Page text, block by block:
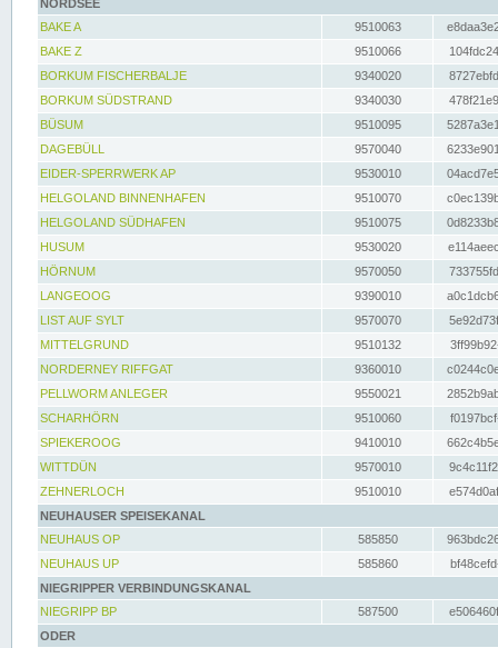
NORDSEE
BAKE A
9510063
BAKE Z
9510066
BORKUM FISCHERBALJE
9340020
BORKUM SÜDSTRAND
9340030
BÜSUM
9510095
DAGEBÜLL
9570040
EIDER-SPERRWERK AP
9530010
HELGOLAND BINNENHAFEN
9510070
HELGOLAND SÜDHAFEN
9510075
HUSUM
9530020
HÖRNUM
9570050
LANGEOOG
9390010
LIST AUF SYLT
9570070
MITTELGRUND
9510132
NORDERNEY RIFFGAT
9360010
PELLWORM ANLEGER
9550021
SCHARHÖRN
9510060
SPIEKEROOG
9410010
WITTDÜN
9570010
ZEHNERLOCH
9510010
NEUHAUSER SPEISEKANAL
NEUHAUS OP
585850
NEUHAUS UP
585860
NIEGRIPPER VERBINDUNGSKANAL
NIEGRIPP BP
587500
ODER